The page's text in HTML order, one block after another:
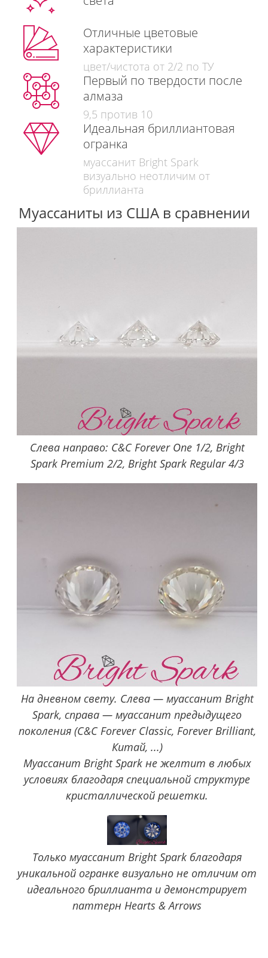
Отличные цветовые
характеристики
цвет/чистота от 2/2 по ТУ
Первый по твердости после
алмаза
9,5 против 10
Идеальная бриллиантовая
огранка
муассанит Bright Spark
визуально неотличим от
бриллианта
Муассаниты из США в сравнении
Слева направо: C&C Forever One 1/2, Bright
Spark Premium 2/2, Bright Spark Regular 4/3
На дневном свету. Слева — муассанит Bright
Spark, справа — муассанит предыдущего
поколения (C&C Forever Classic, Forever Brilliant,
Китай, ...)
Муассанит Bright Spark не желтит в любых
условиях благодаря специальной структуре
кристаллической решетки.
Только муассанит Bright Spark благодаря
уникальной огранке визуально не отличим от
идеального бриллианта и демонстрирует
паттерн Hearts & Arrows